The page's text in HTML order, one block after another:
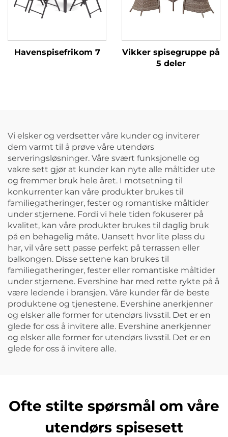
Havenspisefrikom 7
Vikker spisegruppe på
5 deler
Vi elsker og verdsetter våre kunder og inviterer
dem varmt til å prøve våre utendørs
serveringsløsninger. Våre svært funksjonelle og
vakre sett gjør at kunder kan nyte alle måltider ute
og fremmer bruk hele året. I motsetning til
konkurrenter kan våre produkter brukes til
familiegatheringer, fester og romantiske måltider
under stjernene. Fordi vi hele tiden fokuserer på
kvalitet, kan våre produkter brukes til daglig bruk
på en behagelig måte. Uansett hvor lite plass du
har, vil våre sett passe perfekt på terrassen eller
balkongen. Disse settene kan brukes til
familiegatheringer, fester eller romantiske måltider
under stjernene. Evershine har med rette rykte på å
være ledende i bransjen. Våre kunder får de beste
produktene og tjenestene. Evershine anerkjenner
og elsker alle former for utendørs livsstil. Det er en
glede for oss å invitere alle. Evershine anerkjenner
og elsker alle former for utendørs livsstil. Det er en
glede for oss å invitere alle.
Ofte stilte spørsmål om våre
utendørs spisesett